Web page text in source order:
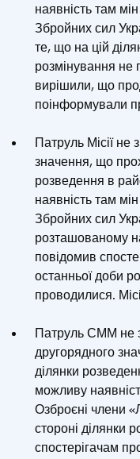
наявність там
Збройних сил
те, що на цій
розмінування не
вирішили, що
поінформували
Патруль Місії не
значення, що
розведення в
наявність там
Збройних сил
розташованому
повідомив
останньої доби
проводилися.
Патруль СММ не
другорядного
ділянки
можливу
Озброєні члени
стороні ділянки
спостерігачам